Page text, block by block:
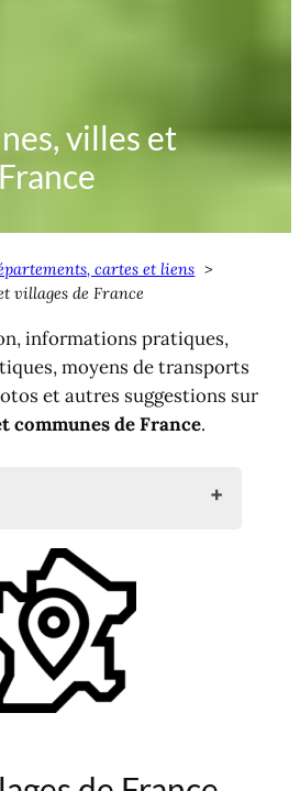
villes et
cartes et liens
villages de France
informations pratiques,
moyens de transports
et autres suggestions sur
communes de France.
de France
Rhône-Alpes
de France
les villes de France